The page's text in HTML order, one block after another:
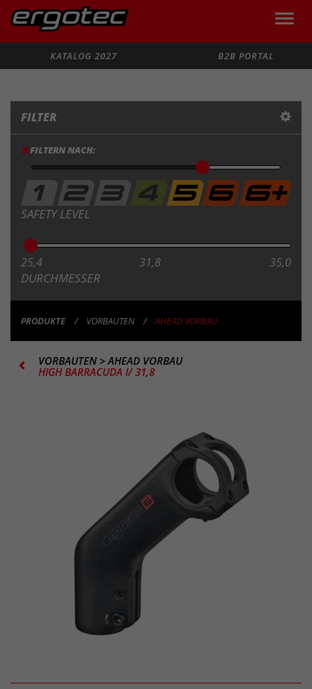
Toggle
KATALOG 2027
B2B PORTAL
FILTER
FILTERN NACH:
SAFETY LEVEL
25,4 31,8 35,0
DURCHMESSER
PRODUKTE VORBAUTEN AHEAD VORBAU
VORBAUTEN >AHEAD VORBAU
HIGH BARRACUDA I/ 31,8